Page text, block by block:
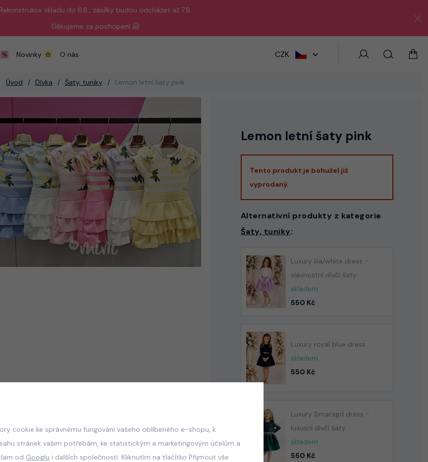
Rekonstrukce skladu do 6.8., zásilky budou odcházet až 7.8.
Děkujeme za pochopení 🤗
Novinky O nás CZK
Úvod Dívka Šaty, tuniky Lemon letní šaty pink
Lemon letní šaty pink
Tento produkt je bohužel již
vyprodaný.
Alternativní produkty z kategorie
Šaty, tuniky:
Luxury lila/white dress -
slavnostní dívčí šaty
skladem
550 Kč
Luxury royal blue dress
skladem
550 Kč
Luxury Smaragd dress -
luxusní dívčí šaty
skladem
550 Kč
cookie ke správnému fungování vašeho oblíbeného e-shopu, k
stránek vašim potřebám, ke statistickým a marketingovým účelům a
od Googlu i dalších společností. Kliknutím na tlačítko Přijmout vše